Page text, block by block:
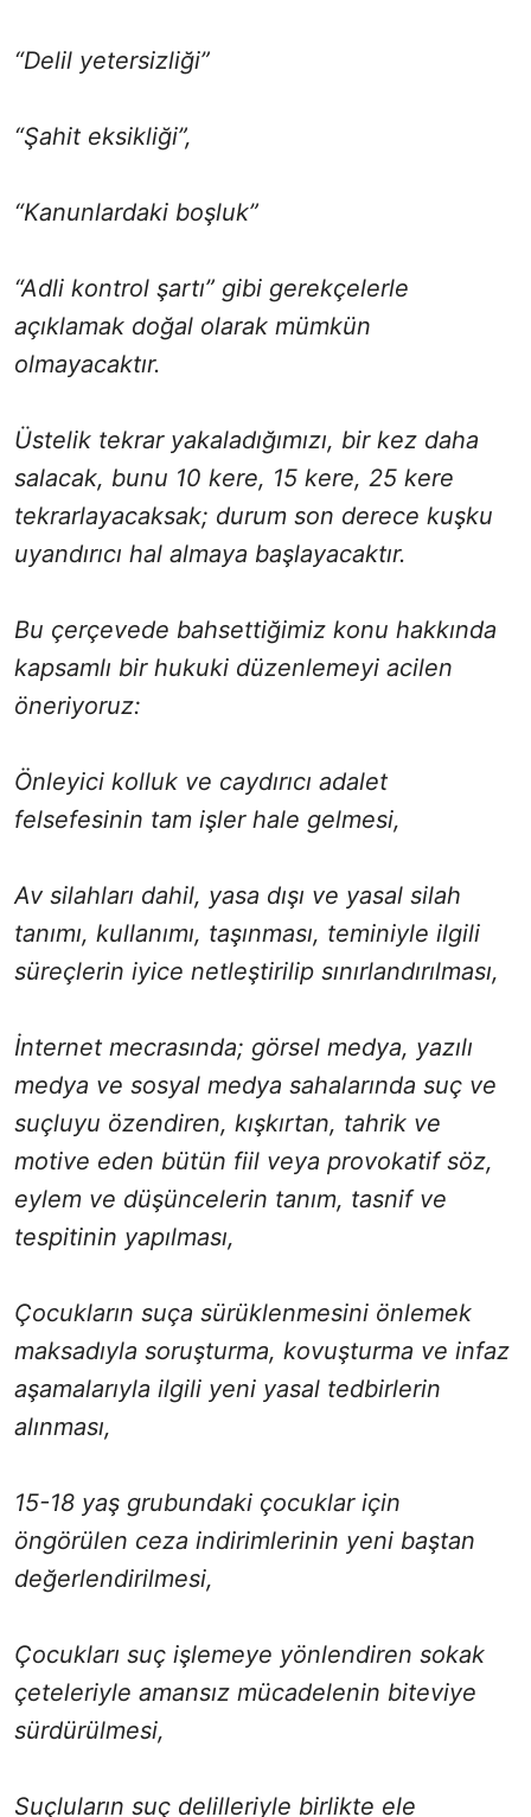
“Delil yetersizliği”
“Şahit eksikliği”,
“Kanunlardaki boşluk”
“Adli kontrol şartı” gibi gerekçelerle
açıklamak doğal olarak mümkün
olmayacaktır.
Üstelik tekrar yakaladığımızı, bir kez daha
salacak, bunu 10 kere, 15 kere, 25 kere
tekrarlayacaksak; durum son derece kuşku
uyandırıcı hal almaya başlayacaktır.
Bu çerçevede bahsettiğimiz konu hakkında
kapsamlı bir hukuki düzenlemeyi acilen
öneriyoruz:
Önleyici kolluk ve caydırıcı adalet
felsefesinin tam işler hale gelmesi,
Av silahları dahil, yasa dışı ve yasal silah
tanımı, kullanımı, taşınması, teminiyle ilgili
süreçlerin iyice netleştirilip sınırlandırılması,
İnternet mecrasında; görsel medya, yazılı
medya ve sosyal medya sahalarında suç ve
suçluyu özendiren, kışkırtan, tahrik ve
motive eden bütün fiil veya provokatif söz,
eylem ve düşüncelerin tanım, tasnif ve
tespitinin yapılması,
Çocukların suça sürüklenmesini önlemek
maksadıyla soruşturma, kovuşturma ve infaz
aşamalarıyla ilgili yeni yasal tedbirlerin
alınması,
15-18 yaş grubundaki çocuklar için
öngörülen ceza indirimlerinin yeni baştan
değerlendirilmesi,
Çocukları suç işlemeye yönlendiren sokak
çeteleriyle amansız mücadelenin biteviye
sürdürülmesi,
Suçluların suç delilleriyle birlikte ele